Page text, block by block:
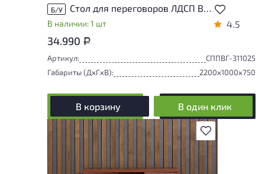
Б/У Стол для переговоров ЛДСП Венге
В наличии: 1 шт 4.5
34.990 Р
Артикул:
СППВГ-311025
Габариты (ДxГxВ):
2200x1000x750
В корзину В один клик
В избранное